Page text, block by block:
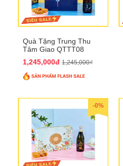
Quà Tặng Trung Thu
Tâm Giao QTTT08
1,245,000đ 1,245,000₫
-0%